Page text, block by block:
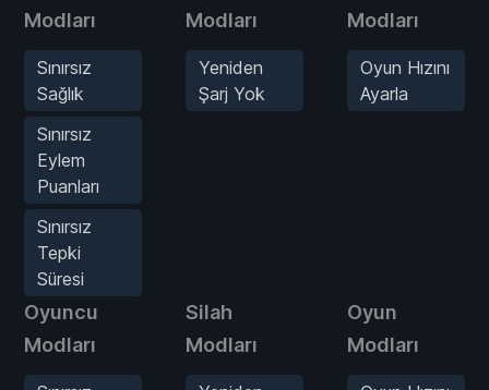
Modları
Sınırsız
Sağlık
Sınırsız
Eylem
Puanları
Sınırsız
Tepki
Süresi
Modları
Yeniden
Şarj Yok
Modları
Oyun Hızını
Ayarla
Oyuncu
Modları
Silah
Modları
Oyun
Modları